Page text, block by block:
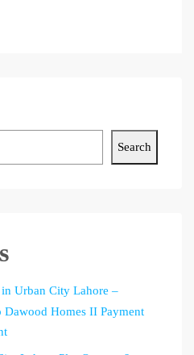
Search
Urban City Lahore –
Homes II Payment